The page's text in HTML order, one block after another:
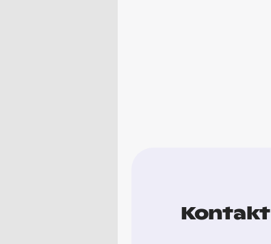
Kontakt